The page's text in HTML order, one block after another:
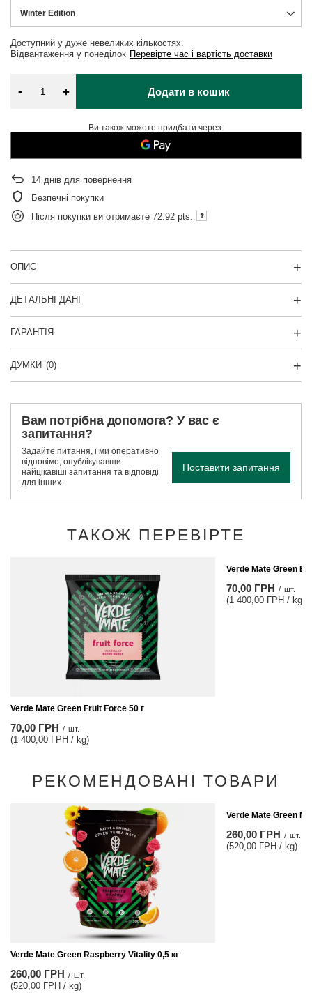
Winter Edition
Доступний у дуже невеликих кількостях
Відвантаження у понеділок Перевірте час і вартість доставки
- + Додати в кошик
Ви також можете придбати через:
14 днів для повернення
Безпечні покупки
Після покупки ви отримаєте 72.92 pts.
ОПИС
ДЕТАЛЬНІ ДАНІ
ГАРАНТІЯ
ДУМКИ (0)
Вам потрібна допомога? У вас є
запитання?
Задайте питання, і ми оперативно
відповімо, опублікувавши
найцікавіші запитання та відповіді
для інших.
Поставити запитання
ТАКОЖ ПЕРЕВІРТЕ
Verde Mate Green Fruit Force 50 г
70,00 ГРН / шт.
(1 400,00 ГРН / kg)
Verde Mate Green
70,00 ГРН / шт.
(1 400,00 ГРН / kg)
РЕКОМЕНДОВАНІ ТОВАРИ
Verde Mate Green Raspberry Vitality 0,5 кг
260,00 ГРН / шт.
(520,00 ГРН / kg)
Verde Mate Green
260,00 ГРН / шт.
(520,00 ГРН / kg)